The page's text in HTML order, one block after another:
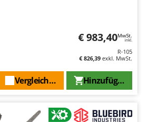
€ 983,40MwSt.
inkl.
R-105
€ 826,39 exkl. MwSt.
Hinzufügen
Vergleichen Sie